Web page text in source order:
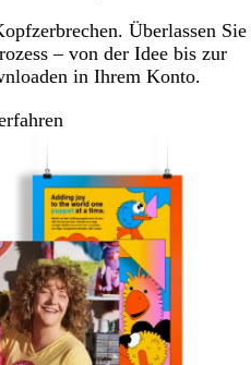
Überlassen Sie
– von der Idee bis zur
in Ihrem Konto.